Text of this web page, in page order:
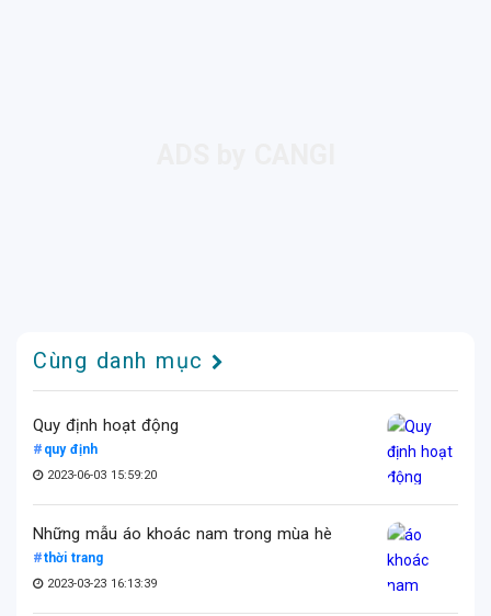
Cùng danh mục
Quy định hoạt động
quy định
2023-06-03 15:59:20
Những mẫu áo khoác nam trong mùa hè
thời trang
2023-03-23 16:13:39